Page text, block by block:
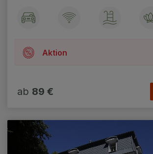
Aktion
Übernachtungen mit Frühstück
Zeitraum vom 1.6. bis 31.8. 2026
+ zu jedem Kuraufenthalt von 6
Nächten erhalten Gäste 2 ärztlich
ab 89 €